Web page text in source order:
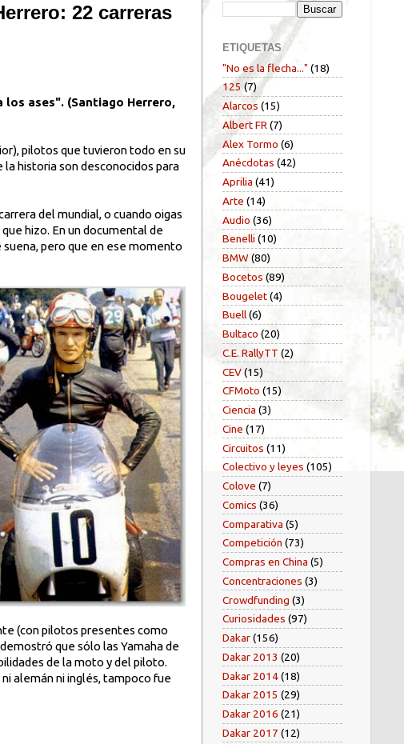
22 carreras
los ases". (Santiago Herrero,
pilotos que tuvieron todo en su
historia son desconocidos para
del mundial, o cuando oigas
hizo. En un documental de
suena, pero que en ese momento
(con pilotos presentes como
que sólo las Yamaha de
de la moto y del piloto.
alemán ni inglés, tampoco fue
ETIQUETAS
"No es la flecha..." (18)
125 (7)
Alarcos (15)
Albert FR (7)
Alex Tormo (6)
Anécdotas (42)
Aprilia (41)
Arte (14)
Audio (36)
Benelli (10)
BMW (80)
Bocetos (89)
Bougelet(4)
Buell(6)
Bultaco (20)
C.E. RallyTT (2)
CEV(15)
CFMoto (15)
Ciencia (3)
Cine (17)
Circuitos (11)
Colectivo y leyes (105)
Colove (7)
Comics (36)
Comparativa (5)
Competición (73)
Compras en China (5)
Concentraciones (3)
Crowdfunding (3)
Curiosidades (97)
Dakar(156)
Dakar 2013 (20)
Dakar 2014(18)
Dakar 2015 (29)
Dakar 2016 (21)
Dakar 2017 (12)